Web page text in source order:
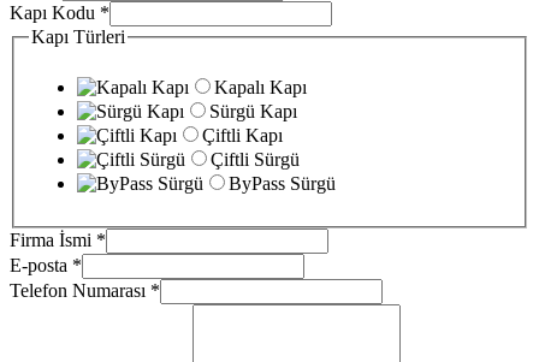
Kapı Kodu *
Kapı Türleri
Kapalı Kapı
Sürgü Kapı
Çiftli Kapı
Çiftli Sürgü
ByPass Sürgü
Firma İsmi *
E-posta *
Telefon Numarası *